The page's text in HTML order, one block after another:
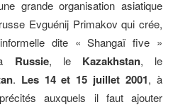
grande organisation asiatique
Evguénij Primakov qui crée,
dite « Shangaï five »
Russie, le Kazakhstan, le
. Les 14 et 15 juillet 2001, à
auxquels il faut ajouter